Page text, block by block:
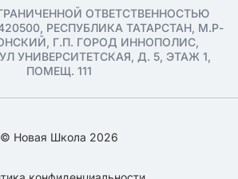
ОТВЕТСТВЕННОСТЬЮ
РЕСПУБЛИКА ТАТАРСТАН, М.Р-
Г.П. ГОРОД ИННОПОЛИС,
УНИВЕРСИТЕТСКАЯ, Д. 5, ЭТАЖ 1,
ПОМЕЩ. 111
© Новая Школа 2026